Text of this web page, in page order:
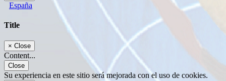
España
Title
× Close
Content...
Close
Su experiencia en este sitio será mejorada con el uso de cookies.